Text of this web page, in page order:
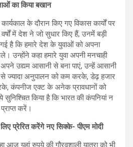
का किया बखान
के दौरान किए गए विकास कार्यों पर
में देश ने जो सुधार किए हैं, उनमें बड़ी
गई है कि हमारे देश के युवाओं को अपना
उन्होंने कहा हमारे युवा अपनी मनचाही
उद्यम आसानी से बना पाएं, उन्हें आसानी
से ज्यादा अनुपालन को कम करके, डेढ़ हजार
कंपनीज एक्ट के अनेक प्रावधानों को
किया है कि भारत की कंपनियां न
करें।
प्रेरित करेंगे नए सिक्के- पीएम मोदी